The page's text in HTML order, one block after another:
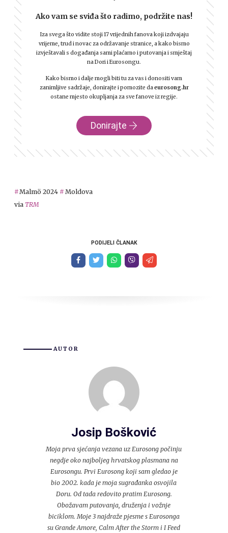
Ako vam se sviđa što radimo, podržite nas!
Iza svega što vidite stoji 17 vrijednih fanova koji izdvajaju
vrijeme, trud i novac za održavanje stranice, a kako bismo
izvještavali s događanja sami plaćamo i putovanja i smještaj
na Dori i Eurosongu.
Kako bismo i dalje mogli biti tu za vas i donositi vam
zanimljive sadržaje, donirajte i pomozite daeurosong.hr
ostane mjesto okupljanja za sve fanove iz regije.
Donirajte
Malmö 2024
Moldova
via TRM
PODIJELI ČLANAK
AUTOR
Josip Bošković
Moja prva sjećanja vezana uz Eurosong počinju
negdje oko najboljeg hrvatskog plasmana na
Eurosongu. Prvi Eurosong koji sam gledao je
bio 2002. kada je moja sugrađanka osvojila
Doru. Od tada redovito pratim Eurosong.
Obožavam putovanja, druženja i vožnje
biciklom. Moje 3 najdraže pjesme s Eurosonga
su Grande Amore, Calm After the Storm i I Feed